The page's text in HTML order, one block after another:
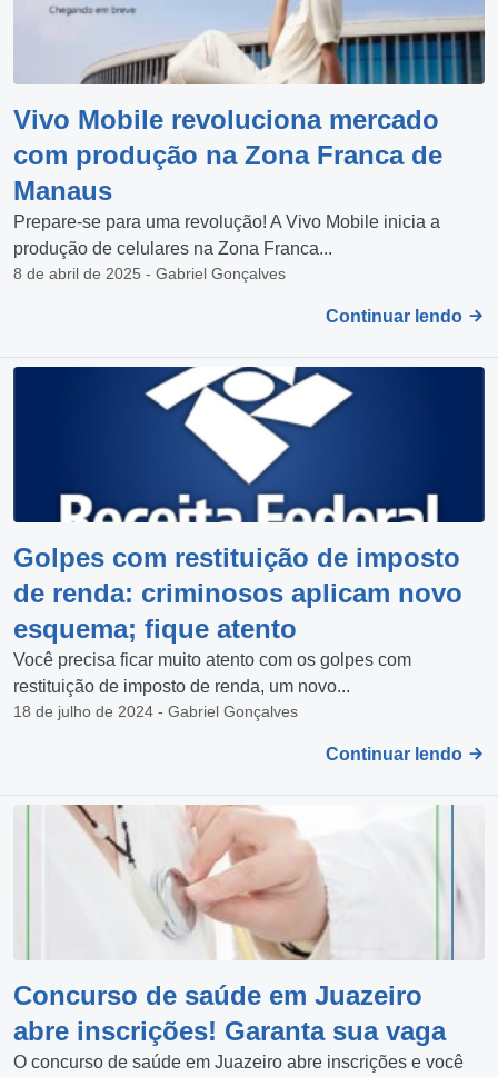
Vivo Mobile revoluciona mercado
com produção na Zona Franca de
Manaus
Prepare-se para uma revolução! A Vivo Mobile inicia a
produção de celulares na Zona Franca...
8 de abril de 2025 - Gabriel Gonçalves
Continuar lendo
Golpes com restituição de imposto
de renda: criminosos aplicam novo
esquema; fique atento
Você precisa ficar muito atento com os golpes com
restituição de imposto de renda, um novo...
18 de julho de 2024 - Gabriel Gonçalves
Continuar lendo
Concurso de saúde em Juazeiro
abre inscrições! Garanta sua vaga
O concurso de saúde em Juazeiro abre inscrições e você